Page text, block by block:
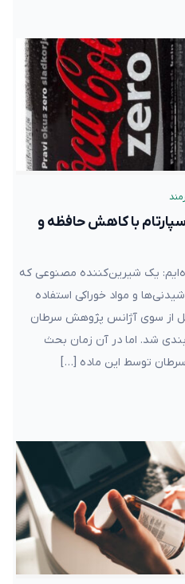
با کاهش حافظه و
یک شیرین‌کننده مصنوعی که
و مواد خوراکی استفاده
از سوی آژانس پژوهش سرطان
شد. اما در آن زمان بحث
سرطان توسط این ماده […]